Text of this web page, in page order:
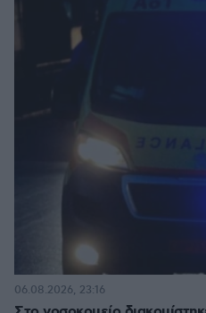
06.08.2026, 23:16